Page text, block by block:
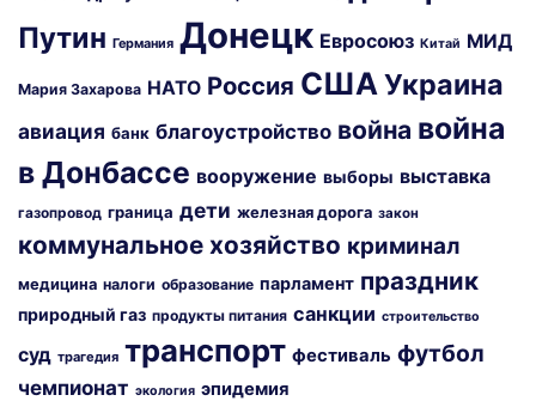
Путин Германия Донецк Евросоюз Китай МИД
Мария Захарова НАТО Россия США Украина
авиация банк благоустройство война война
в Донбассе вооружение выборы выставка
газопровод граница дети железная дорога закон
коммунальное хозяйство криминал
медицина налоги образование парламент праздник
природный газ продукты питания санкции строительство
суд трагедия транспорт фестиваль футбол
чемпионат экология эпидемия